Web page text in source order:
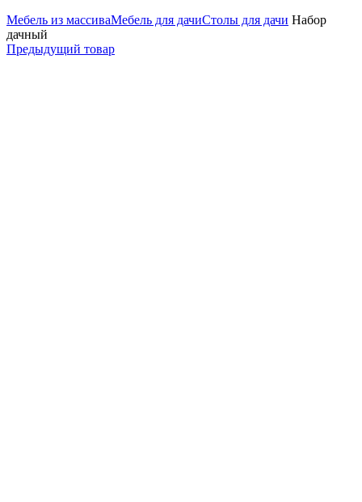
Мебель из массиваМебель для дачиСтолы для дачи Набор
дачный
Предыдущий товар